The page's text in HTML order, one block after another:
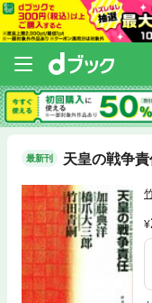
最新刊 天皇の戦争責